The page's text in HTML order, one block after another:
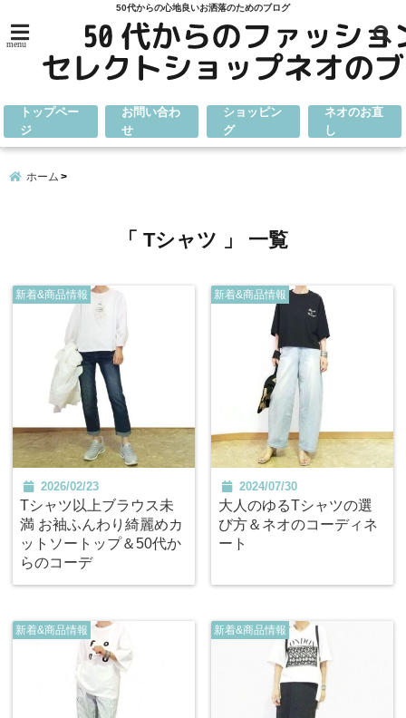
50代からの心地良いお洒落のためのブログ
menu
トップペー
ジ
お問い合わ
せ
ショッピン
グ
ネオのお直
し
ホーム
「 Tシャツ 」 一覧
新着&商品情報
2026/02/23
Tシャツ以上ブラウス未
満 お袖ふんわり綺麗めカ
ットソートップ＆50代か
らのコーデ
新着&商品情報
2024/07/30
大人のゆるTシャツの選
び方＆ネオのコーディネ
ート
新着&商品情報 新着&商品情報